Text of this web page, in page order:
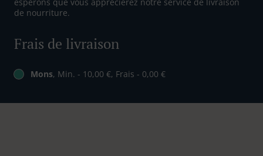
de nourriture.
Frais de livraison
Mons, Min. - 10,00 €, Frais - 0,00 €